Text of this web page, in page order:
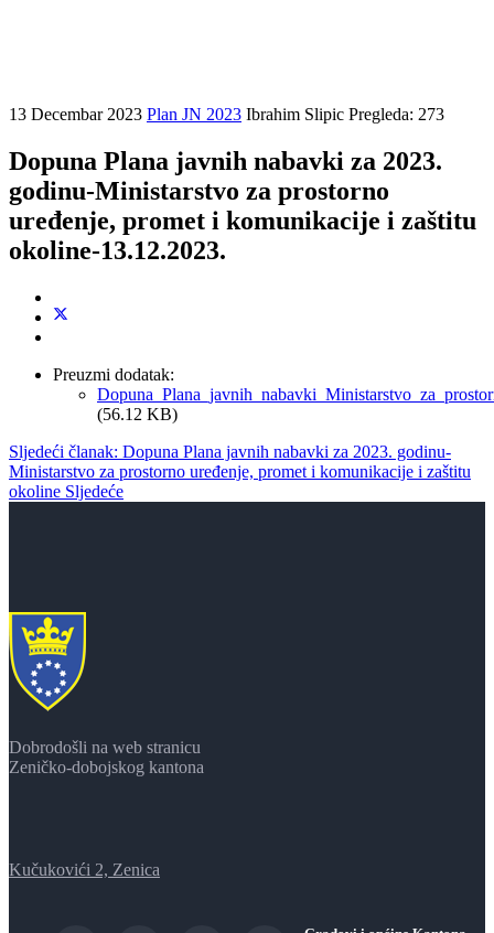
13 Decembar 2023 Plan JN 2023 Ibrahim Slipic Pregleda: 273
Dopuna Plana javnih nabavki za 2023.
godinu-Ministarstvo za prostorno
uređenje, promet i komunikacije i zaštitu
okoline-13.12.2023.
Preuzmi dodatak:
(56.12 KB)
Sljedeći članak: Dopuna Plana javnih nabavki za 2023. godinu-
Ministarstvo za prostorno uređenje, promet i komunikacije i zaštitu
okoline Sljedeće
Dobrodošli na web stranicu
Zeničko-dobojskog kantona
Kučukovići 2, Zenica